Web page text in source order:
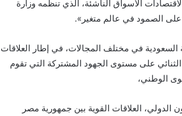
الأسواق الناشئة، الذي تنظمه وزارة
على الصمود في عالم متغير».
السعودية في مختلف المجالات، في إطار العلاقات
الثنائي على مستوى الجهود المشتركة التي تقوم
الوطني،
الدولي، العلاقات القوية بين جمهورية مصر